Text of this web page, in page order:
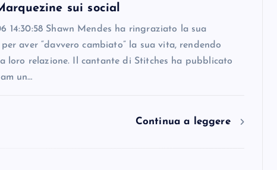
sui social
14:30:58 Shawn Mendes ha ringraziato la sua
aver “davvero cambiato” la sua vita, rendendo
loro relazione. Il cantante di Stitches ha pubblicato
un…
Continua a leggere